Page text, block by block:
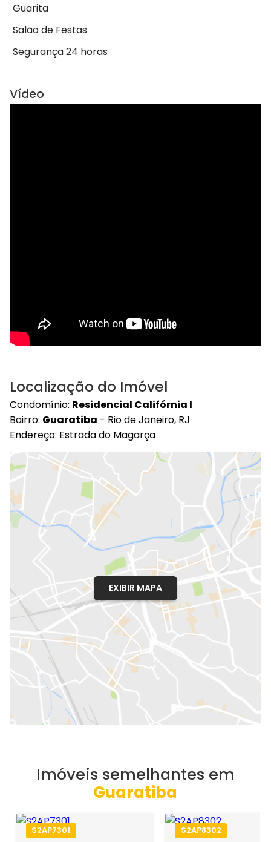
Guarita
Salão de Festas
Segurança 24 horas
Vídeo
Localização do Imóvel
Condomínio: Residencial Califórnia I
Bairro: Guaratiba - Rio de Janeiro, RJ
Endereço: Estrada do Magarça
EXIBIR MAPA
Imóveis semelhantes em
Guaratiba
S2AP7301 S2AP8302